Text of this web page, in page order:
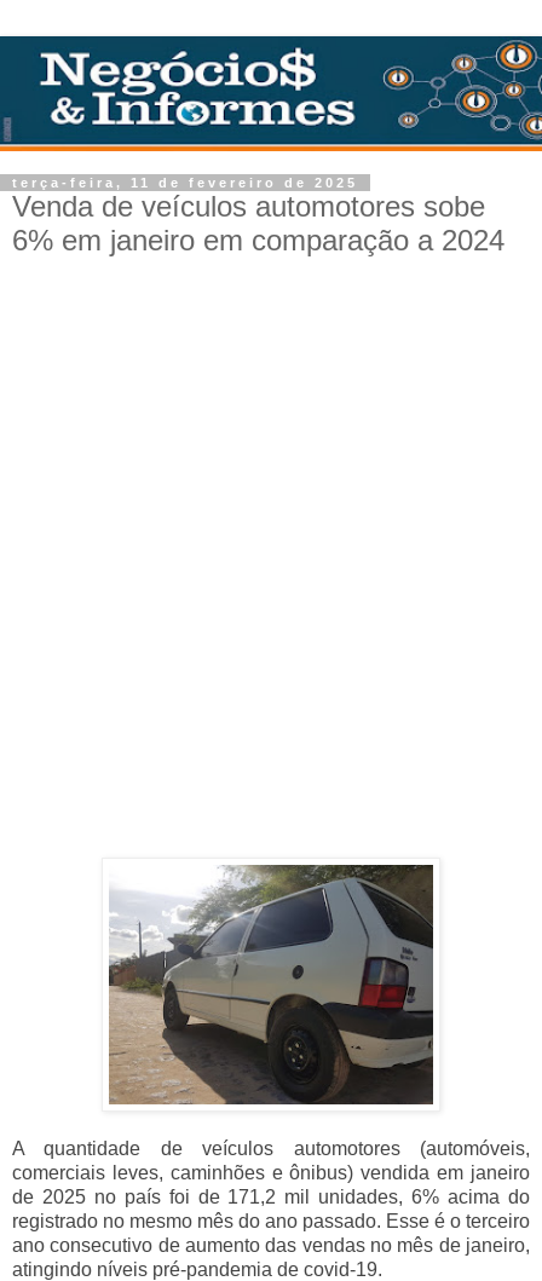
terça-feira, 11 de fevereiro de 2025
Venda de veículos automotores sobe
6% em janeiro em comparação a 2024
A quantidade de veículos automotores (automóveis,
comerciais leves, caminhões e ônibus) vendida em janeiro
de 2025 no país foi de 171,2 mil unidades, 6% acima do
registrado no mesmo mês do ano passado. Esse é o terceiro
ano consecutivo de aumento das vendas no mês de janeiro,
atingindo níveis pré-pandemia de covid-19.